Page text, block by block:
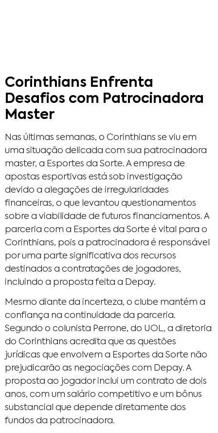
Corinthians Enfrenta
Desafios com Patrocinadora
Master
Nas últimas semanas, o Corinthians se viu em
uma situação delicada com sua patrocinadora
master, a Esportes da Sorte. A empresa de
apostas esportivas está sob investigação
devido a alegações de irregularidades
financeiras, o que levantou questionamentos
sobre a viabilidade de futuros financiamentos. A
parceria com a Esportes da Sorte é vital para o
Corinthians, pois a patrocinadora é responsável
por uma parte significativa dos recursos
destinados a contratações de jogadores,
incluindo a proposta feita a Depay.
Mesmo diante da incerteza, o clube mantém a
confiança na continuidade da parceria.
Segundo o colunista Perrone, do UOL, a diretoria
do Corinthians acredita que as questões
jurídicas que envolvem a Esportes da Sorte não
prejudicarão as negociações com Depay. A
proposta ao jogador inclui um contrato de dois
anos, com um salário competitivo e um bônus
substancial que depende diretamente dos
fundos da patrocinadora.